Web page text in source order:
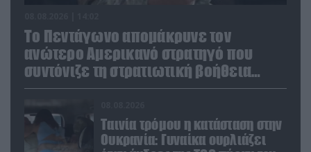
Το Πεντάγωνο απομάκρυνε τον
ανώτερο Αμερικανό στρατηγό που
συντόνιζε τη στρατιωτική βοήθεια
προς την Ουκρανία
Ταινία τρόμου η κατάσταση στην
Ουκρανία: Γυναίκα ουρλιάζει